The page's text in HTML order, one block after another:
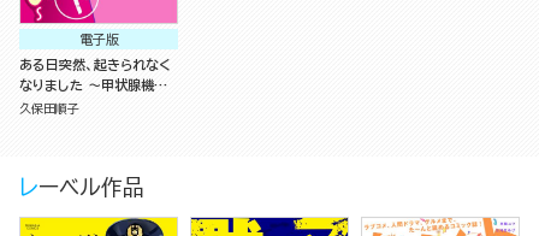
電子版
ある日突然、起きられなく
なりました ～甲状腺機能
低下症との闘い～ （下）
久保田順子
レーベル作品